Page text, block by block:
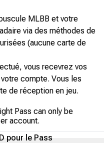
MLBB et votre
via des méthodes de
(aucune carte de
vous recevrez vos
compte. Vous les
de réception en jeu.
Pass can only be
account.
pour le Pass